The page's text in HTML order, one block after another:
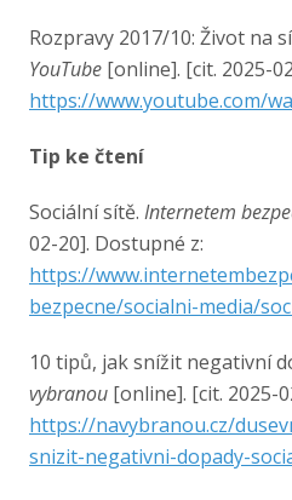
Rozpravy 2017/10: Život na
YouTube [online]. [cit. 2025-
https://www.youtube.com/
Tip ke čtení
Sociální sítě. Internetem
02-20]. Dostupné z:
https://
bezpecne/socialni-media/
10 tipů, jak snížit negativní
vybranou [online]. [cit. 2025-
https://navybranou.cz/
snizit-negativni-dopady-